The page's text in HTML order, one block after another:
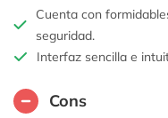
Cuenta con
seguridad.
Interfaz sencilla e
Cons